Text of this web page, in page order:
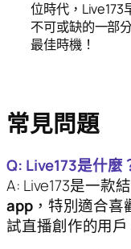
位時代，Live173
不可或缺的一部
最佳時機！
常見問題
Q: Live173是什麼
A: Live173是一款
app，特別適合喜
試直播創作的用戶